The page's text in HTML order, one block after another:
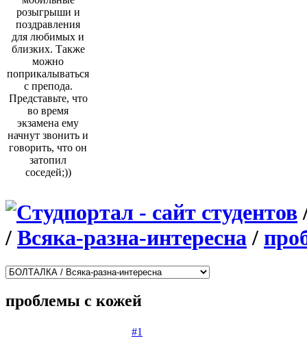
розыгрыши и
поздравления
для любимых и
близких. Также
можно
поприкалываться
с препода.
Представьте, что
во время
экзамена ему
начнут звонить и
говорить, что он
затопил
соседей;))
/ Всяка-разна-интересна/
проблемы с кожей
#1